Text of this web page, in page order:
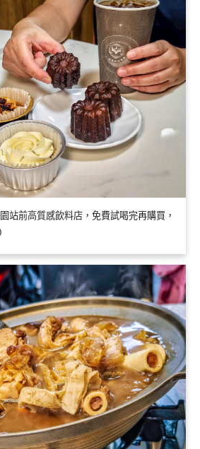
站前高質感飲料店，免費試喝完再購買，